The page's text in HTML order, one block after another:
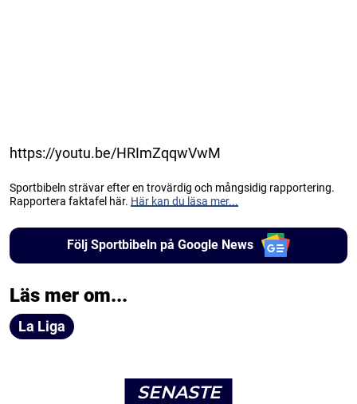
https://youtu.be/HRImZqqwVwM
Sportbibeln strävar efter en trovärdig och mångsidig rapportering.
Rapportera faktafel här. Här kan du läsa mer...
Följ Sportbibeln på Google News
Läs mer om...
La Liga
SENASTE